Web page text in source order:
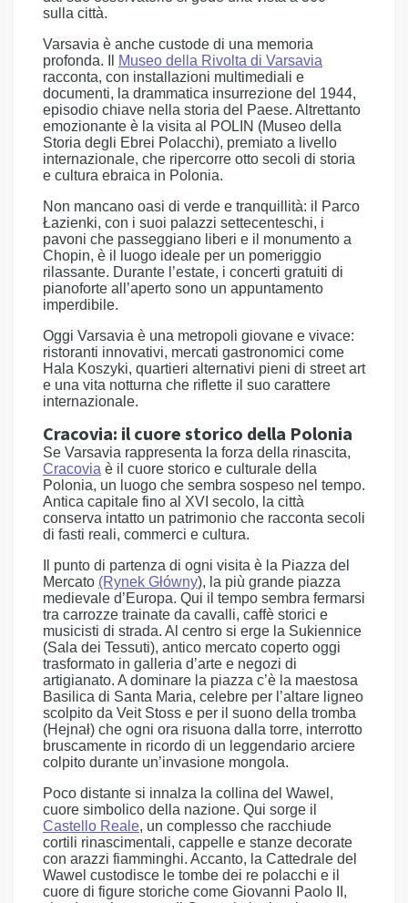
sulla città.
Varsavia è anche custode di una memoria
profonda. Il
Museo della Rivolta di Varsavia
racconta, con installazioni multimediali e
documenti, la drammatica insurrezione del 1944,
episodio chiave nella storia del Paese. Altrettanto
emozionante è la visita al POLIN (Museo della
Storia degli Ebrei Polacchi), premiato a livello
internazionale, che ripercorre otto secoli di storia
e cultura ebraica in Polonia.
Non mancano oasi di verde e tranquillità: il Parco
Łazienki, con i suoi palazzi settecenteschi, i
pavoni che passeggiano liberi e il monumento a
Chopin, è il luogo ideale per un pomeriggio
rilassante. Durante l’estate, i concerti gratuiti di
pianoforte all’aperto sono un appuntamento
imperdibile.
Oggi Varsavia è una metropoli giovane e vivace:
ristoranti innovativi, mercati gastronomici come
Hala Koszyki, quartieri alternativi pieni di street art
e una vita notturna che riflette il suo carattere
internazionale.
Cracovia: il cuore storico della Polonia
Se Varsavia rappresenta la forza della rinascita,
Cracovia è il cuore storico e culturale della
Polonia, un luogo che sembra sospeso nel tempo.
Antica capitale fino al XVI secolo, la città
conserva intatto un patrimonio che racconta secoli
di fasti reali, commerci e cultura.
Il punto di partenza di ogni visita è la Piazza del
Mercato (Rynek Główny), la più grande piazza
medievale d’Europa. Qui il tempo sembra fermarsi
tra carrozze trainate da cavalli, caffè storici e
musicisti di strada. Al centro si erge la Sukiennice
(Sala dei Tessuti), antico mercato coperto oggi
trasformato in galleria d’arte e negozi di
artigianato. A dominare la piazza c’è la maestosa
Basilica di Santa Maria, celebre per l’altare ligneo
scolpito da Veit Stoss e per il suono della tromba
(Hejnał) che ogni ora risuona dalla torre, interrotto
bruscamente in ricordo di un leggendario arciere
colpito durante un’invasione mongola.
Poco distante si innalza la collina del Wawel,
cuore simbolico della nazione. Qui sorge il
Castello Reale, un complesso che racchiude
cortili rinascimentali, cappelle e stanze decorate
con arazzi fiamminghi. Accanto, la Cattedrale del
Wawel custodisce le tombe dei re polacchi e il
cuore di figure storiche come Giovanni Paolo II,